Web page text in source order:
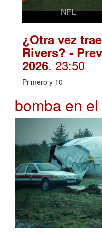
¿Otra vez
Rivers? -
2026. 23:50
Primero y 10
bomba en